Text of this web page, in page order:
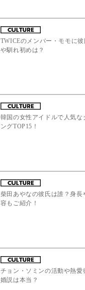
TWICEのメンバー・モモに
や馴れ初めは？
韓国の女性アイドルで人気な
ングTOP15！
柴田あやなの彼氏は誰？身長
容もご紹介！
チョン・ソミンの活動や熱愛
婚説は本当？